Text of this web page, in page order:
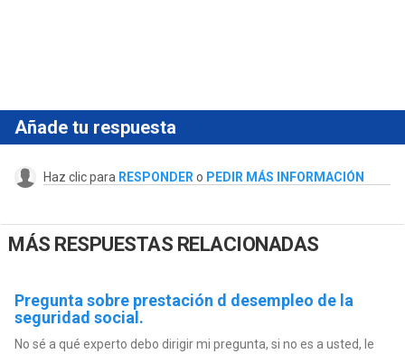
Añade tu respuesta
Haz clic para RESPONDER o PEDIR MÁS INFORMACIÓN
MÁS RESPUESTAS RELACIONADAS
Pregunta sobre prestación d desempleo de la
seguridad social.
No sé a qué experto debo dirigir mi pregunta, si no es a usted, le